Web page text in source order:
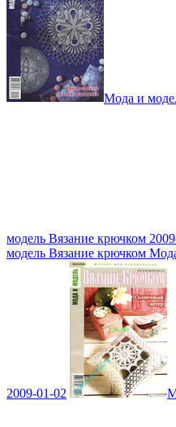
Мода и
модель Вязание крючком
модель Вязание крючком
2009-01-02